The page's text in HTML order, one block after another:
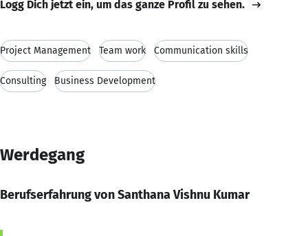
Logg Dich jetzt ein, um das ganze Profil zu sehen.
Project Management Team work Communication skills
Consulting Business Development
Werdegang
Berufserfahrung von Santhana Vishnu Kumar